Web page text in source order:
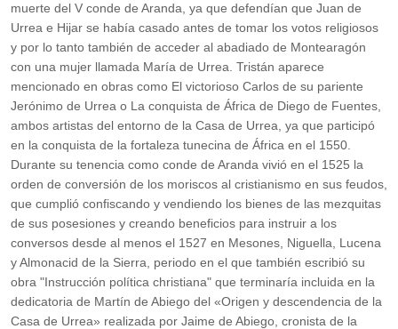
muerte del V conde de Aranda, ya que defendían que Juan de
Urrea e Hijar se había casado antes de tomar los votos religiosos​
y por lo tanto también de acceder al abadiado de Montearagón
con una mujer llamada María de Urrea.​ Tristán aparece
mencionado en obras como El victorioso Carlos de su pariente
Jerónimo de Urrea o La conquista de África de Diego de Fuentes,
ambos artistas del entorno de la Casa de Urrea, ya que participó
en la conquista de la fortaleza tunecina de África en el 1550.
Durante su tenencia como conde de Aranda vivió en el 1525 la
orden de conversión de los moriscos al cristianismo en sus feudos,
que cumplió confiscando y vendiendo los bienes de las mezquitas
de sus posesiones y creando beneficios para instruir a los
conversos desde al menos el 1527 en Mesones, Niguella, Lucena
y Almonacid de la Sierra, periodo en el que también escribió su
obra "Instrucción política christiana" que terminaría incluida en la
dedicatoria de Martín de Abiego del «Origen y descendencia de la
Casa de Urrea» realizada por Jaime de Abiego, cronista de la